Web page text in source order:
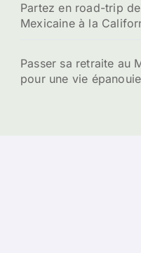
Partez en road-trip
Mexicaine à la
Passer sa retraite au
pour une vie épanouie